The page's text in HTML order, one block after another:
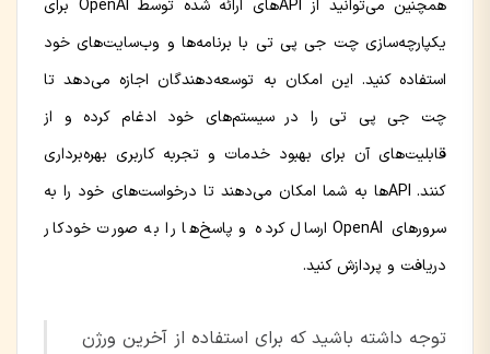
همچنین می‌توانید از APIهای ارائه شده توسط OpenAI برای
یکپارچه‌سازی چت جی پی تی با برنامه‌ها و وب‌سایت‌های خود
استفاده کنید. این امکان به توسعه‌دهندگان اجازه می‌دهد تا
چت جی پی تی را در سیستم‌های خود ادغام کرده و از
قابلیت‌های آن برای بهبود خدمات و تجربه کاربری بهره‌برداری
کنند. APIها به شما امکان می‌دهند تا درخواست‌های خود را به
سرورهای OpenAI ارسال کرده و پاسخ‌ها را به صورت خودکار
دریافت و پردازش کنید.
توجه داشته باشید که برای استفاده از آخرین ورژن